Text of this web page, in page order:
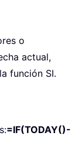
o
actual,
función SI.
=IF(TODAY()-